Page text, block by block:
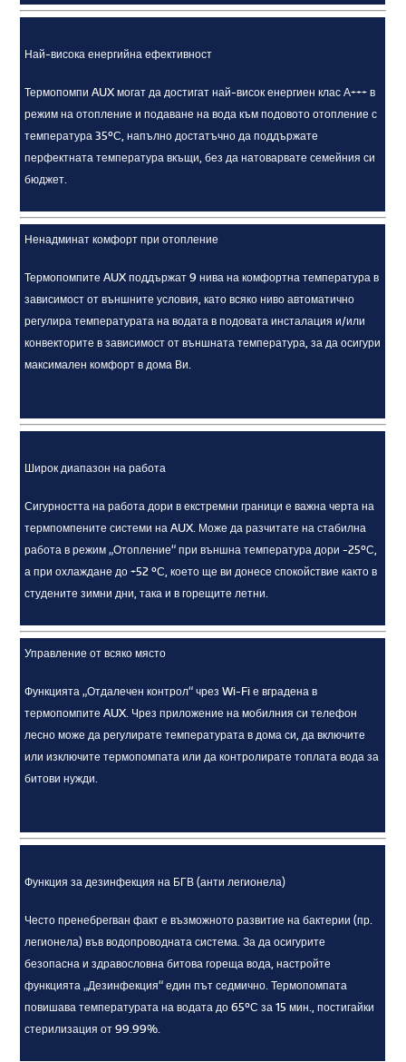
Най-висока енергийна ефективност
Термопомпи AUX могат да достигат най-висок енергиен клас А+++ в
режим на отопление и подаване на вода към подовото отопление с
температура 35ºС, напълно достатъчно да поддържате
перфектната температура вкъщи, без да натоварвате семейния си
бюджет.
Ненадминат комфорт при отопление
Термопомпите AUX поддържат 9 нива на комфортна температура в
зависимост от външните условия, като всяко ниво автоматично
регулира температурата на водата в подовата инсталация и/или
конвекторите в зависимост от външната температура, за да осигури
максимален комфорт в дома Ви.
Широк диапазон на работа
Сигурността на работа дори в екстремни граници е важна черта на
термпомпените системи на AUX. Може да разчитате на стабилна
работа в режим „Отопление“ при външна температура дори -25ºС,
а при охлаждане до +52 ºС, което ще ви донесе спокойствие както в
студените зимни дни, така и в горещите летни.
Управление от всяко място
Функцията „Отдалечен контрол“ чрез Wi-Fi е вградена в
термопомпите AUX. Чрез приложение на мобилния си телефон
лесно може да регулирате температурата в дома си, да включите
или изключите термопомпата или да контролирате топлата вода за
битови нужди.
Функция за дезинфекция на БГВ (анти легионела)
Често пренебрегван факт е възможното развитие на бактерии (пр.
легионела) във водопроводната система. За да осигурите
безопасна и здравословна битова гореща вода, настройте
функцията „Дезинфекция“ един път седмично. Термопомпата
повишава температурата на водата до 65ºС за 15 мин., постигайки
стерилизация от 99.99%.